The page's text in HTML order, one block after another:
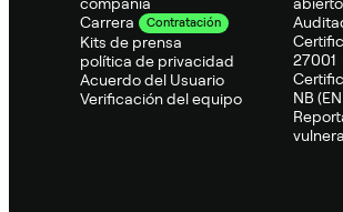
Carrera
Contratación
Kits de prensa
política de privacidad
Acuerdo del Usuario
Verificación del equipo
27001
NB